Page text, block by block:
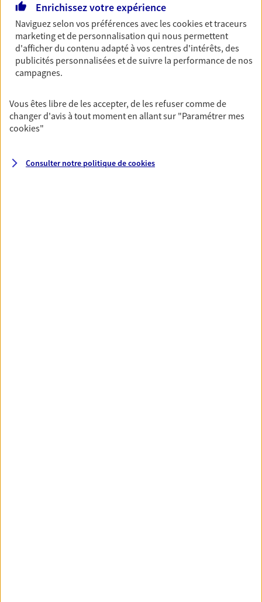
OBTENIR UN TARIF EN LIGNE
Multirisque Entreprise
Gagnez en simplicité et en sérénité avec votre
unique pour protéger vos locaux, matériels pro,
équipements et stocks… sans oublier votre
responsabilité civile.
DEMANDER UN DEVIS
Enrichissez votre expérience
Naviguez selon vos préférences avec lescookies et traceurs
marketing et de personnalisation qui nous permettent
d'afficher du contenu adapté à vos centres d'intérêts, des
publicités personnalisées et de suivre la performance de nos
campagnes.
Vous êtes libre de les accepter, de les refuser comme de
changer d'avis à tout moment en allant sur "Paramétrer mes
cookies"
Consulter notre politique decookies